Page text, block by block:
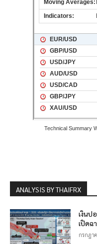
Technical Summary
ANALYSIS BY THAIFRX
เงินป
เปิดฉ
กรกฎา